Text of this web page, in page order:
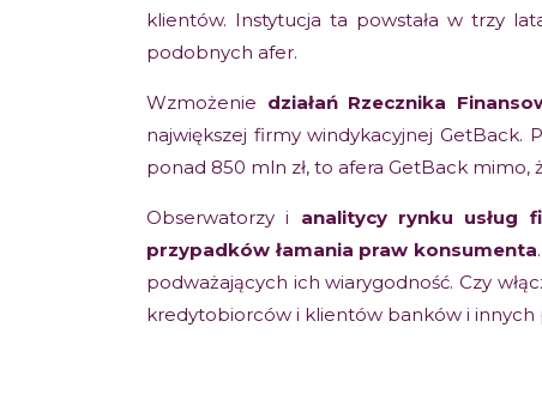
klientów. Instytucja ta powstała w trzy
podobnych afer.
Wzmożenie działań Rzecznika
największej firmy windykacyjnej GetBack.
ponad 850 mln zł, to afera GetBack mimo,
Obserwatorzy i analitycy rynku usług
przypadków łamania praw konsumenta
podważających ich wiarygodność. Czy
kredytobiorców i klientów banków i innych